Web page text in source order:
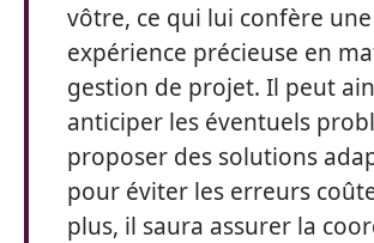
vôtre, ce qui lui confère une
expérience précieuse en
gestion de projet. Il peut
anticiper les éventuels
proposer des solutions
pour éviter les erreurs
plus, il saura assurer la